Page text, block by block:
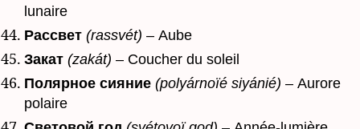
lunaire
Рассвет (rassvét) – Aube
Закат (zakát) – Coucher du soleil
Полярное сияние (polyárnoïé siyánié) – Aurore
polaire